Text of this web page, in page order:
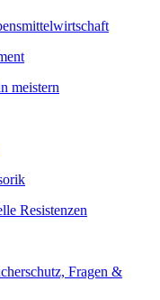
meistern
Resistenzen
Fragen &